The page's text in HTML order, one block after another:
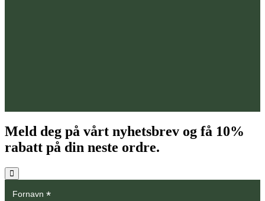
Meld deg på vårt nyhetsbrev og få 10%
rabatt på din neste ordre.
Fornavn *